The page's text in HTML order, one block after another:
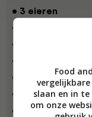
• 3 eieren
• handvol
• 60 g ricotta
• geraspte schil
• blaadjes van 1
• 2 rode
de andere in
Food
slaan en in te
om onze